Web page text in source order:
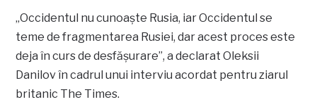
„Occidentul nu cunoaște Rusia, iar Occidentul se
teme de fragmentarea Rusiei, dar acest proces este
deja în curs de desfășurare”, a declarat Oleksii
Danilov în cadrul unui interviu acordat pentru ziarul
britanic The Times.